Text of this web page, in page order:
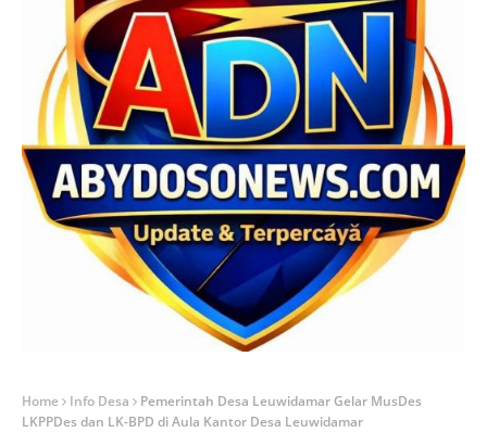
Home Info Desa
Pemerintah Desa Leuwidamar Gelar MusDes
LKPPDes dan LK-BPD di Aula Kantor Desa Leuwidamar